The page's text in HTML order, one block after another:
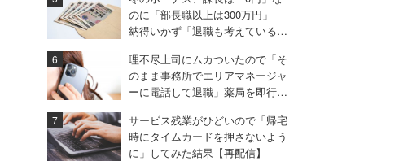
のに「部長職以上は300万円」
納得いかず「退職も考えている」
理不尽上司にムカついたので「そ
のまま事務所でエリアマネージャ
ーに電話して退職」薬局を即行で
サービス残業がひどいので「帰宅
時にタイムカードを押さないよう
に」してみた結果【再配信】